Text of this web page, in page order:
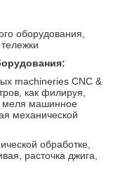
оборудования,
machineries CNC &
как филируя,
меля машинное
механической
обработке,
расточка джига,